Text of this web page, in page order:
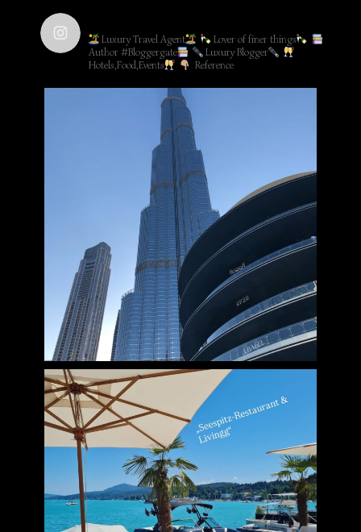
Luxury Travel Agent
Lover of finer things
Author #Bloggergate
Luxury Blogger
Hotels,Food,Events
Reference